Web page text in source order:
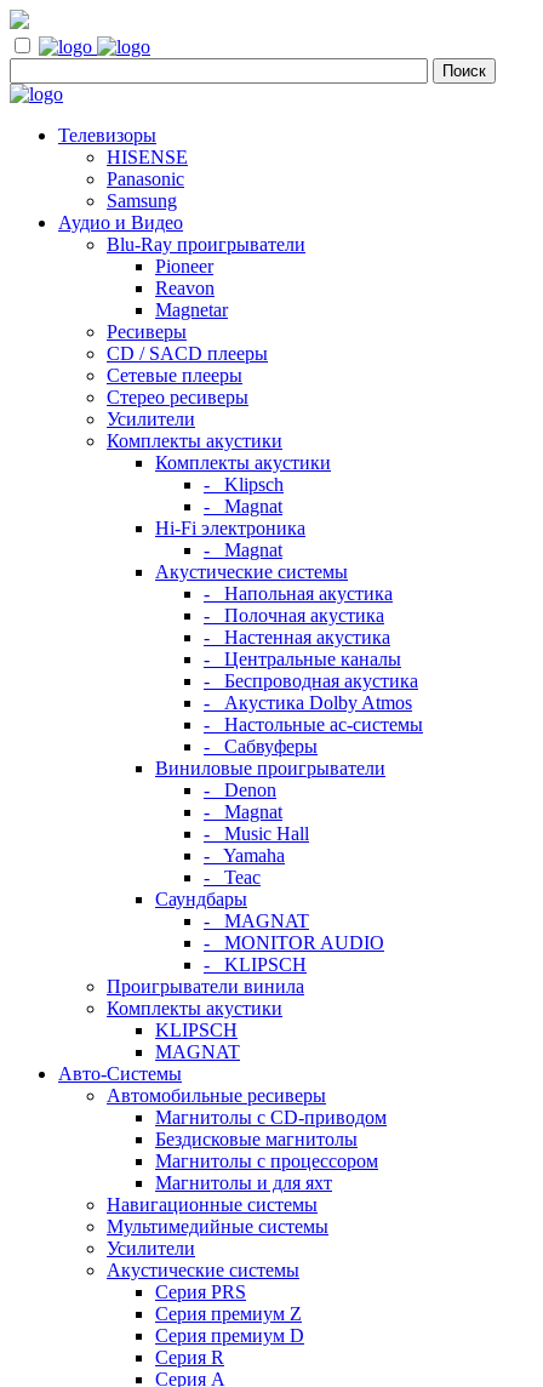
Телевизоры
HISENSE
Panasonic
Samsung
Аудио и Видео
Blu-Ray проигрыватели
Pioneer
Reavon
Magnetar
Ресиверы
CD / SACD плееры
Сетевые плееры
Стерео ресиверы
Усилители
Комплекты акустики
Комплекты акустики
- Klipsch
- Magnat
Hi-Fi электроника
- Magnat
Акустические системы
- Напольная акустика
- Полочная акустика
- Настенная акустика
- Центральные каналы
- Беспроводная акустика
- Акустика Dolby Atmos
- Настольные ас-системы
- Сабвуферы
Виниловые проигрыватели
- Denon
- Magnat
- Music Hall
- Yamaha
- Teac
Саундбары
- MAGNAT
- MONITOR AUDIO
- KLIPSCH
Проигрыватели винила
Комплекты акустики
KLIPSCH
MAGNAT
Авто-Системы
Автомобильные ресиверы
Магнитолы с CD-приводом
Бездисковые магнитолы
Магнитолы с процессором
Магнитолы и для яхт
Навигационные системы
Мультимедийные системы
Усилители
Акустические системы
Cерия PRS
Cерия премиум Z
Cерия премиум D
Cерия R
Cерия A